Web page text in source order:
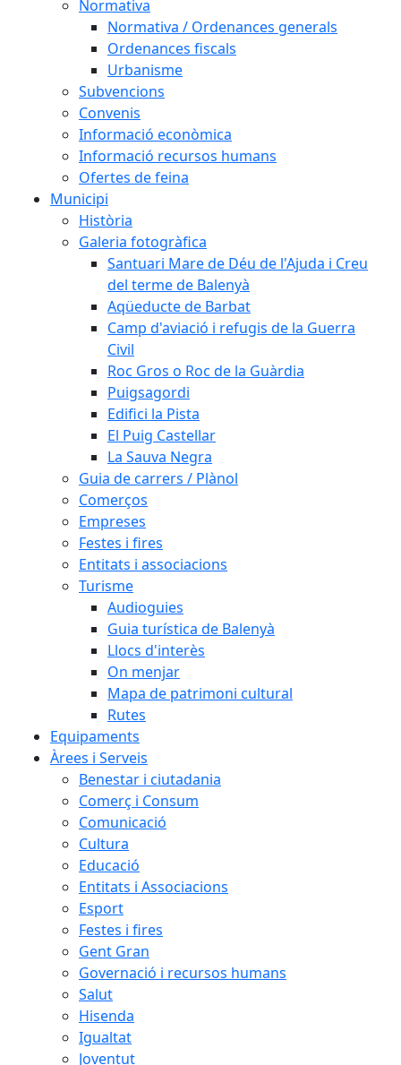
Normativa
Normativa / Ordenances generals
Ordenances fiscals
Urbanisme
Subvencions
Convenis
Informació econòmica
Informació recursos humans
Ofertes de feina
Municipi
Història
Galeria fotogràfica
Santuari Mare de Déu de l'Ajuda i Creu
del terme de Balenyà
Aqüeducte de Barbat
Camp d'aviació i refugis de la Guerra
Civil
Roc Gros o Roc de la Guàrdia
Puigsagordi
Edifici la Pista
El Puig Castellar
La Sauva Negra
Guia de carrers / Plànol
Comerços
Empreses
Festes i fires
Entitats i associacions
Turisme
Audioguies
Guia turística de Balenyà
Llocs d'interès
On menjar
Mapa de patrimoni cultural
Rutes
Equipaments
Àrees i Serveis
Benestar i ciutadania
Comerç i Consum
Comunicació
Cultura
Educació
Entitats i Associacions
Esport
Festes i fires
Gent Gran
Governació i recursos humans
Salut
Hisenda
Igualtat
Joventut